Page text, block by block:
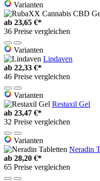
Varianten
ab 23,65 €*
36 Preise vergleichen
Varianten
Lindaven
ab 22,33 €*
46 Preise vergleichen
Varianten
Restaxil Gel
ab 23,47 €*
32 Preise vergleichen
Varianten
Neradin
ab 28,20 €*
65 Preise vergleichen